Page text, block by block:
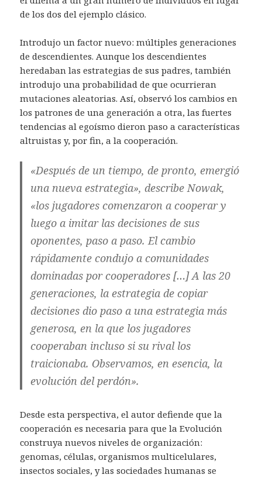
de los dos del ejemplo clásico.
Introdujo un factor nuevo: múltiples generaciones
de descendientes. Aunque los descendientes
heredaban las estrategias de sus padres, también
introdujo una probabilidad de que ocurrieran
mutaciones aleatorias. Así, observó los cambios en
los patrones de una generación a otra, las fuertes
tendencias al egoísmo dieron paso a características
altruistas y, por fin, a la cooperación.
«Después de un tiempo, de pronto, emergió
una nueva estrategia», describe Nowak,
«los jugadores comenzaron a cooperar y
luego a imitar las decisiones de sus
oponentes, paso a paso. El cambio
rápidamente condujo a comunidades
dominadas por cooperadores […] A las 20
generaciones, la estrategia de copiar
decisiones dio paso a una estrategia más
generosa, en la que los jugadores
cooperaban incluso si su rival los
traicionaba. Observamos, en esencia, la
evolución del perdón».
Desde esta perspectiva, el autor defiende que la
cooperación es necesaria para que la Evolución
construya nuevos niveles de organización:
genomas, células, organismos multicelulares,
insectos sociales, y las sociedades humanas se